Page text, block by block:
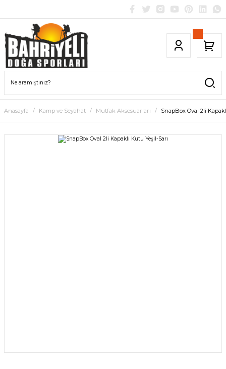
Anasayfa Kamp ve Seyahat Mutfak Aksesuarları SnapBox Oval 2li